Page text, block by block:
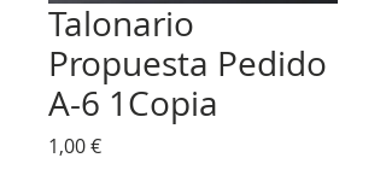
Talonario
Propuesta Pedido
A-6 1Copia
1,00 €Price